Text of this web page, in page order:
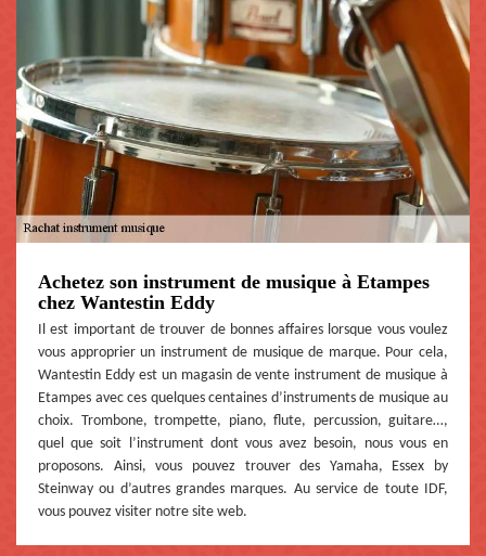
Achetez son instrument de musique à Etampes
chez Wantestin Eddy
Il est important de trouver de bonnes affaires lorsque vous voulez
vous approprier un instrument de musique de marque. Pour cela,
Wantestin Eddy est un magasin de vente instrument de musique à
Etampes avec ces quelques centaines d’instruments de musique au
choix. Trombone, trompette, piano, flute, percussion, guitare…,
quel que soit l’instrument dont vous avez besoin, nous vous en
proposons. Ainsi, vous pouvez trouver des Yamaha, Essex by
Steinway ou d’autres grandes marques. Au service de toute IDF,
vous pouvez visiter notre site web.